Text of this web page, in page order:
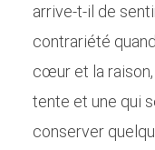
arrive-t-il de
contrariété
cœur et la
tente et une qui
conserver